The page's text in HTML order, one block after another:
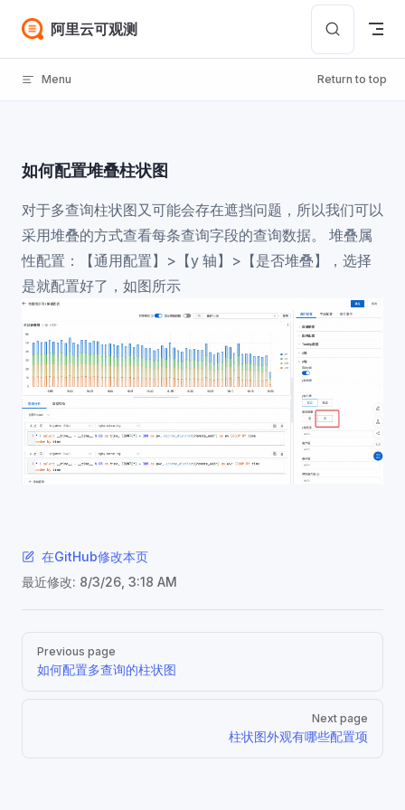
Skip to content
阿里云可观测
Menu Return to top
如何配置堆叠柱状图
对于多查询柱状图又可能会存在遮挡问题，所以我们可以
采用堆叠的方式查看每条查询字段的查询数据。 堆叠属
性配置：【通用配置】>【y 轴】>【是否堆叠】，选择
是就配置好了，如图所示
在GitHub修改本页
最近修改: 8/3/26, 3:18 AM
Pager
Previous page
如何配置多查询的柱状图
Next page
柱状图外观有哪些配置项